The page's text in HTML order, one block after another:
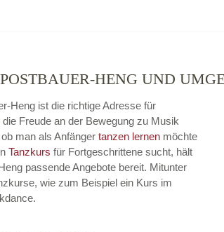
HENG UND
Heng ist die richtige Adresse für
Freude an der Bewegung zu Musik
man als Anfänger tanzen lernen möchte
Tanzkurs für Fortgeschrittene sucht, hält
passende Angebote bereit. Mitunter
wie zum Beispiel ein Kurs im